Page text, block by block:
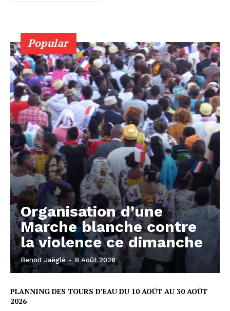
Popular
Organisation d’une
Marche blanche contre
la violence ce dimanche
Benoit Jaëglé - 8 Août 2026
PLANNING DES TOURS D’EAU DU 10 AOÛT AU 30 AOÛT
2026